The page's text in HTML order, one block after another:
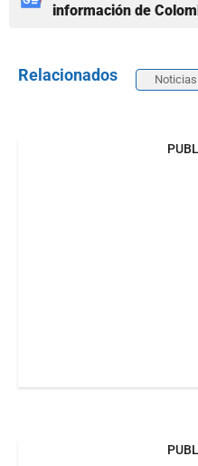
información de
Relacionados